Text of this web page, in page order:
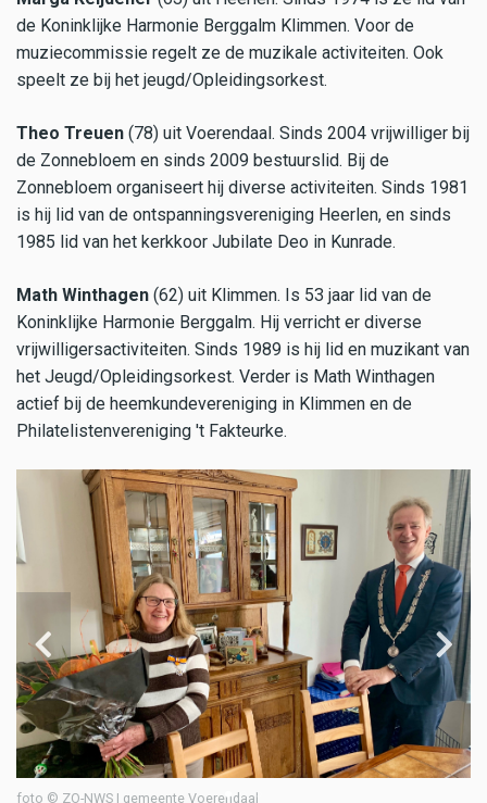
de Koninklijke Harmonie Berggalm Klimmen. Voor de
muziecommissie regelt ze de muzikale activiteiten. Ook
speelt ze bij het jeugd/Opleidingsorkest.
Theo Treuen (78) uit Voerendaal. Sinds 2004 vrijwilliger bij
de Zonnebloem en sinds 2009 bestuurslid. Bij de
Zonnebloem organiseert hij diverse activiteiten. Sinds 1981
is hij lid van de ontspanningsvereniging Heerlen, en sinds
1985 lid van het kerkkoor Jubilate Deo in Kunrade.
Math Winthagen (62) uit Klimmen. Is 53 jaar lid van de
Koninklijke Harmonie Berggalm. Hij verricht er diverse
vrijwilligersactiviteiten. Sinds 1989 is hij lid en muzikant van
het Jeugd/Opleidingsorkest. Verder is Math Winthagen
actief bij de heemkundevereniging in Klimmen en de
Philatelistenvereniging 't Fakteurke.
foto © ZO-NWS | gemeente Voerendaal